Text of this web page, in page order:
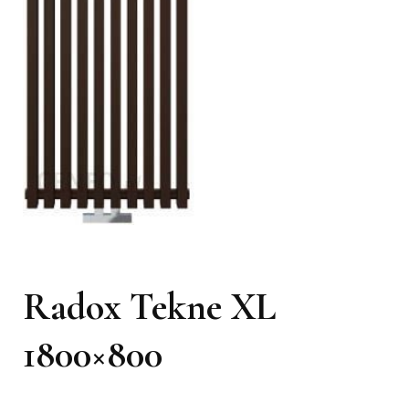
Radox Tekne XL
1800×800